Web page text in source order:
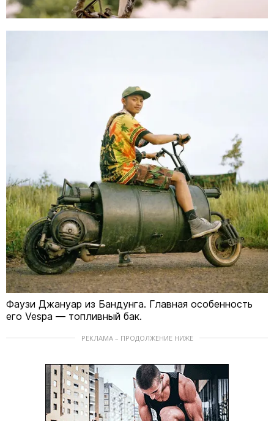
Фаузи Джануар из Бандунга. Главная особенность
его Vespa — топливный бак.
РЕКЛАМА – ПРОДОЛЖЕНИЕ НИЖЕ